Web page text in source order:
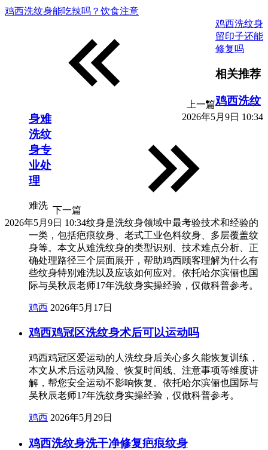
鸡西洗纹身能吃辣吗？饮食注意
上一篇
2026年5月9日 10:34
鸡西洗纹身
留印子还能
修复吗
下一篇
2026年5月9日 10:34
相关推荐
鸡西洗纹
身难
洗纹
身专
业处
理
难洗
纹身是洗纹身领域中最考验技术和经验的
一类，包括疤痕纹身、老式工业色料纹身、多层覆盖纹
身等。本文从难洗纹身的类型识别、技术难点分析、正
确处理路径三个层面展开，帮助鸡西顾客理解为什么有
些纹身特别难洗以及应该如何应对。依托哈尔滨俪也国
际与吴秋辰老师17年洗纹身实操经验，仅做科普参考。
鸡西 2026年5月17日
鸡西鸡冠区洗纹身术后可以运动吗
鸡西鸡冠区爱运动的人洗纹身后关心多久能恢复训练，
本文从术后运动风险、恢复时间线、注意事项等维度讲
解，帮您安全运动不影响恢复。依托哈尔滨俪也国际与
吴秋辰老师17年洗纹身实操经验，仅做科普参考。
鸡西 2026年5月29日
鸡西洗纹身洗干净修复疤痕纹身